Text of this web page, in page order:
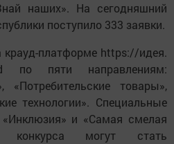
наших». На сегодняшний
поступило 333 заявки.
платформе https://идея.
по пяти направлениям:
«Потребительские товары»,
технологии». Специальные
и «Самая смелая
конкурса могут стать